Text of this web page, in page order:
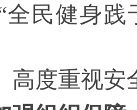
全民健身
高度重视安